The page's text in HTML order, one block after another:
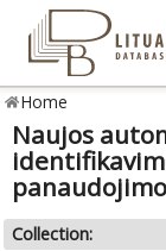
Home
Naujos
Collection: